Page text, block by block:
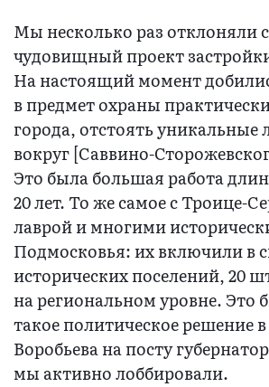
Мы несколько раз отклоняли
чудовищный проект
На настоящий момент
в предмет охраны
города, отстоять
вокруг [Саввино-
Это была большая работа
20 лет. То же самое с Троице-
лаврой и многими
Подмосковья: их включили в
исторических поселений, 20
на региональном уровне. Это
такое политическое решение
Воробьева на посту
мы активно лоббировали.